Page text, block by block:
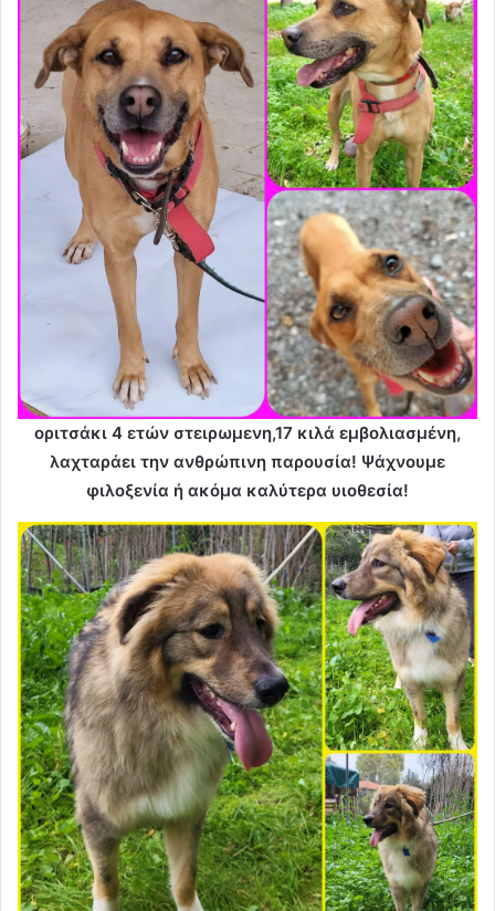
οριτσάκι 4 ετών στειρωμενη,17 κιλά εμβολιασμένη,
λαχταράει την ανθρώπινη παρουσία! Ψάχνουμε
φιλοξενία ή ακόμα καλύτερα υιοθεσία!